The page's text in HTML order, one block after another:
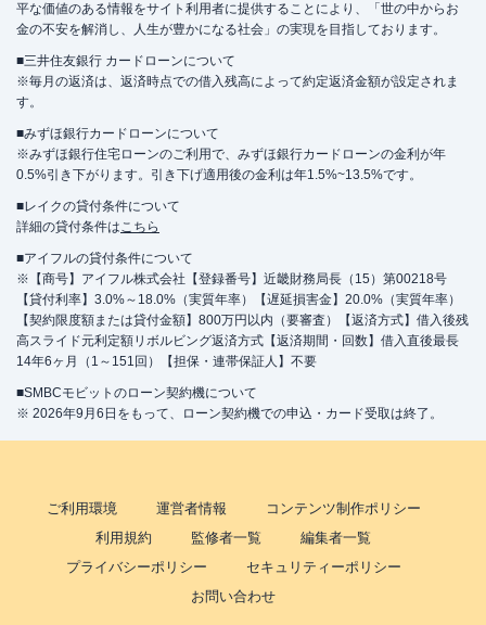
平な価値のある情報をサイト利用者に提供することにより、「世の中からお
金の不安を解消し、人生が豊かになる社会」の実現を目指しております。
■三井住友銀行 カードローンについて
※毎月の返済は、返済時点での借入残高によって約定返済金額が設定されま
す。
■みずほ銀行カードローンについて
※みずほ銀行住宅ローンのご利用で、みずほ銀行カードローンの金利が年
0.5%引き下がります。引き下げ適用後の金利は年1.5%~13.5%です。
■レイクの貸付条件について
詳細の貸付条件はこちら
■アイフルの貸付条件について
※【商号】アイフル株式会社【登録番号】近畿財務局長（15）第00218号
【貸付利率】3.0%～18.0%（実質年率）【遅延損害金】20.0%（実質年率）
【契約限度額または貸付金額】800万円以内（要審査）【返済方式】借入後残
高スライド元利定額リボルビング返済方式【返済期間・回数】借入直後最長
14年6ヶ月（1～151回）【担保・連帯保証人】不要
■SMBCモビットのローン契約機について
※ 2026年9月6日をもって、ローン契約機での申込・カード受取は終了。
ご利用環境 運営者情報
コンテンツ制作ポリシー
利用規約
監修者一覧
編集者一覧
プライバシーポリシー
セキュリティーポリシー
お問い合わせ